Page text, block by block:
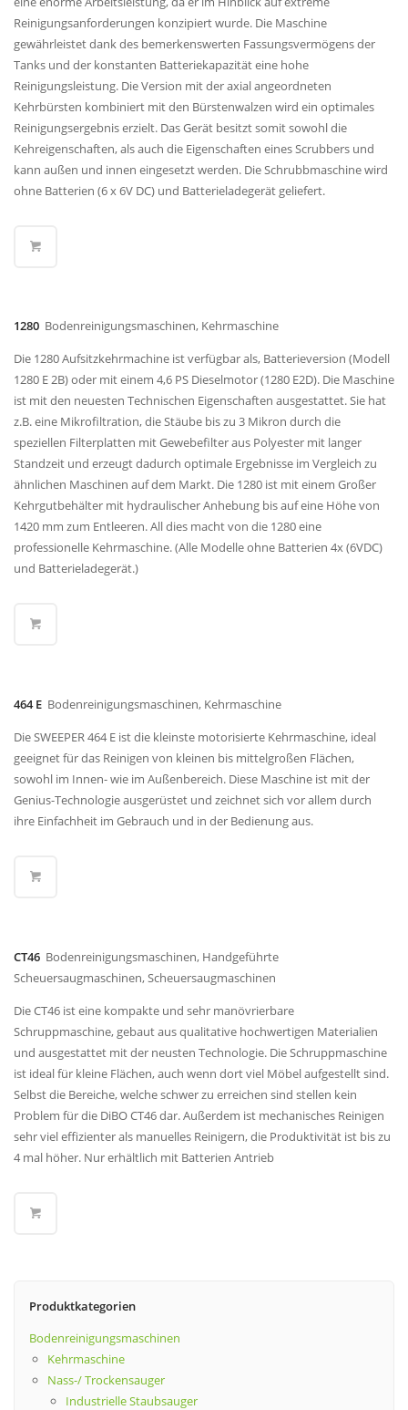
Reinigungsanforderungen konzipiert wurde. Die Maschine
gewährleistet dank des bemerkenswerten Fassungsvermögens der
Tanks und der konstanten Batteriekapazität eine hohe
Reinigungsleistung. Die Version mit der axial angeordneten
Kehrbürsten kombiniert mit den Bürstenwalzen wird ein optimales
Reinigungsergebnis erzielt. Das Gerät besitzt somit sowohl die
Kehreigenschaften, als auch die Eigenschaften eines Scrubbers und
kann außen und innen eingesetzt werden. Die Schrubbmaschine wird
ohne Batterien (6 x 6V DC) und Batterieladegerät geliefert.
1280 Bodenreinigungsmaschinen, Kehrmaschine
Die 1280 Aufsitzkehrmachine ist verfügbar als, Batterieversion (Modell
1280 E 2B) oder mit einem 4,6 PS Dieselmotor (1280 E2D). Die Maschine
ist mit den neuesten Technischen Eigenschaften ausgestattet. Sie hat
z.B. eine Mikrofiltration, die Stäube bis zu 3 Mikron durch die
speziellen Filterplatten mit Gewebefilter aus Polyester mit langer
Standzeit und erzeugt dadurch optimale Ergebnisse im Vergleich zu
ähnlichen Maschinen auf dem Markt. Die 1280 ist mit einem Großer
Kehrgutbehälter mit hydraulischer Anhebung bis auf eine Höhe von
1420 mm zum Entleeren. All dies macht von die 1280 eine
professionelle Kehrmaschine. (Alle Modelle ohne Batterien 4x (6VDC)
und Batterieladegerät.)
464 E Bodenreinigungsmaschinen, Kehrmaschine
Die SWEEPER 464 E ist die kleinste motorisierte Kehrmaschine, ideal
geeignet für das Reinigen von kleinen bis mittelgroßen Flächen,
sowohl im Innen- wie im Außenbereich. Diese Maschine ist mit der
Genius-Technologie ausgerüstet und zeichnet sich vor allem durch
ihre Einfachheit im Gebrauch und in der Bedienung aus.
CT46 Bodenreinigungsmaschinen, Handgeführte
Scheuersaugmaschinen, Scheuersaugmaschinen
Die CT46 ist eine kompakte und sehr manövrierbare
Schruppmaschine, gebaut aus qualitative hochwertigen Materialien
und ausgestattet mit der neusten Technologie. Die Schruppmaschine
ist ideal für kleine Flächen, auch wenn dort viel Möbel aufgestellt sind.
Selbst die Bereiche, welche schwer zu erreichen sind stellen kein
Problem für die DiBO CT46 dar. Außerdem ist mechanisches Reinigen
sehr viel effizienter als manuelles Reinigern, die Produktivität ist bis zu
4 mal höher. Nur erhältlich mit Batterien Antrieb
Produktkategorien
Bodenreinigungsmaschinen
Kehrmaschine
Nass-/ Trockensauger
Industrielle Staubsauger